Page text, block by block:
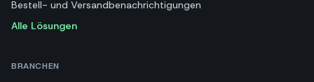
Bestell- und Versandbenachrichtigungen
Alle Lösungen
BRANCHEN